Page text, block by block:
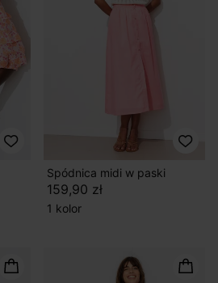
Spódnica midi w paski
159,90 zł
1 kolor